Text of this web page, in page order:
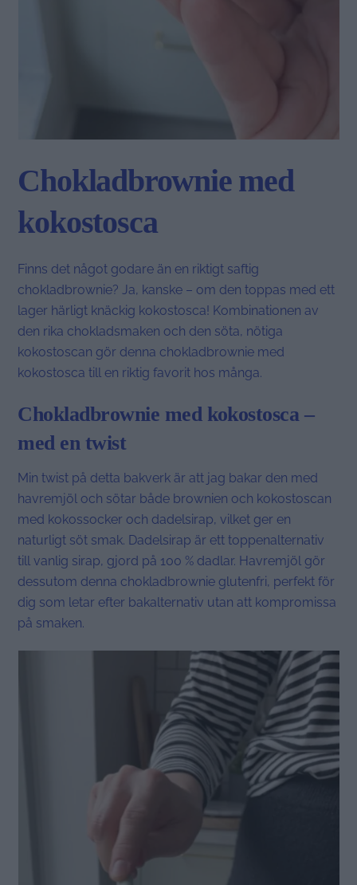
Chokladbrownie med
kokostosca
Finns det något godare än en riktigt saftig
chokladbrownie? Ja, kanske – om den toppas med ett
lager härligt knäckig kokostosca! Kombinationen av
den rika chokladsmaken och den söta, nötiga
kokostoscan gör denna chokladbrownie med
kokostosca till en riktig favorit hos många.
Chokladbrownie med kokostosca –
med en twist
Min twist på detta bakverk är att jag bakar den med
havremjöl och sötar både brownien och kokostoscan
med kokossocker och dadelsirap, vilket ger en
naturligt söt smak. Dadelsirap är ett toppenalternativ
till vanlig sirap, gjord på 100 % dadlar. Havremjöl gör
dessutom denna chokladbrownie glutenfri, perfekt för
dig som letar efter bakalternativ utan att kompromissa
på smaken.